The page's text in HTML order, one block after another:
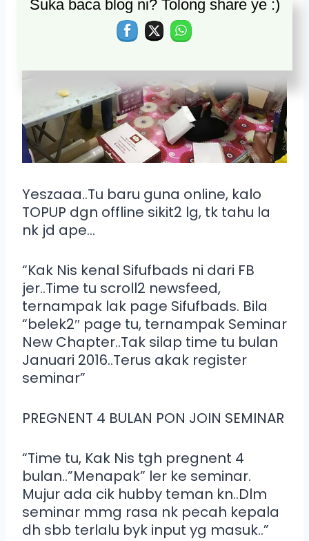
Yeszaaa..Tu baru guna online, kalo
TOPUP dgn offline sikit2 lg, tk tahu la
nk jd ape…
“Kak Nis kenal Sifufbads ni dari FB
jer..Time tu scroll2 newsfeed,
ternampak lak page Sifufbads. Bila
“belek2″ page tu, ternampak Seminar
New Chapter..Tak silap time tu bulan
Januari 2016..Terus akak register
seminar”
PREGNENT 4 BULAN PON JOIN SEMINAR
“Time tu, Kak Nis tgh pregnent 4
bulan..”Menapak” ler ke seminar.
Mujur ada cik hubby teman kn..Dlm
seminar mmg rasa nk pecah kepala
dh sbb terlalu byk input yg masuk..”
Suka baca blog ni? Tolong share ye :)